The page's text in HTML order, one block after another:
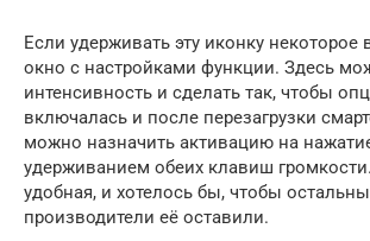
Если удерживать эту иконку некоторое
окно с настройками функции. Здесь
интенсивность и сделать так, чтобы
включалась и после перезагрузки
можно назначить активацию на
удерживанием обеих клавиш
удобная, и хотелось бы, чтобы
производители её оставили.